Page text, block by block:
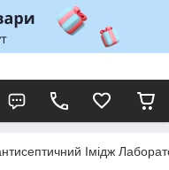
Імідж